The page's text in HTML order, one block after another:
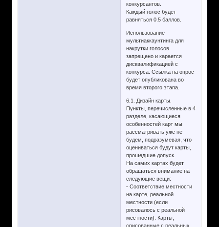
конкурсантов.
Каждый голос будет
равняться 0.5 баллов.
Использование
мультиаккаунтинга для
накрутки голосов
запрещено и карается
дисквалификацией с
конкурса. Ссылка на опрос
будет опубликована во
время второго этапа.
6.1. Дизайн карты.
Пункты, перечисленные в 4
разделе, касающиеся
особенностей карт мы
рассматривать уже не
будем, подразумевая, что
оцениваться будут карты,
прошедшие допуск.
На самих картах будет
обращаться внимание на
следующие вещи:
- Соответствие местности
на карте, реальной
местности (если
рисовалось с реальной
местности). Карты,
срисованные с реальных,